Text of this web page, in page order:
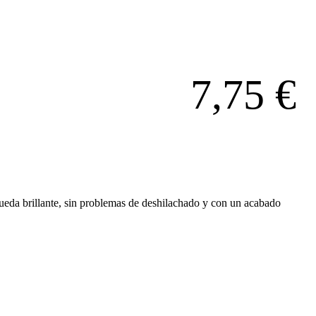
7,75 €
brillante, sin problemas de deshilachado y con un acabado